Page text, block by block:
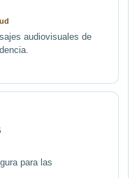
audiovisuales de
para las